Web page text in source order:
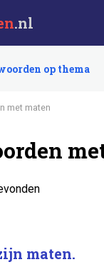
.nl
op thema
met maten
maten.